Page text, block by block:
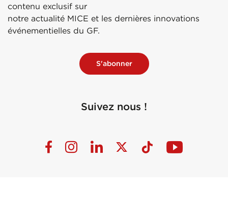
contenu exclusif sur
notre actualité MICE et les dernières innovations
événementielles du GF.
S'abonner
Suivez nous !